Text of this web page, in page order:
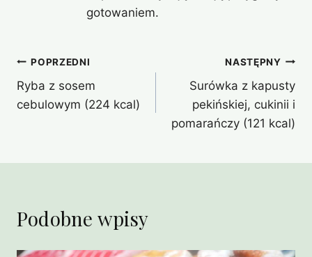
gotowaniem.
Nawigacja
wpisu
POPRZEDNI
Ryba z sosem
cebulowym (224 kcal)
NASTĘPNY
Surówka z kapusty
pekińskiej, cukinii i
pomarańczy (121 kcal)
Podobne wpisy